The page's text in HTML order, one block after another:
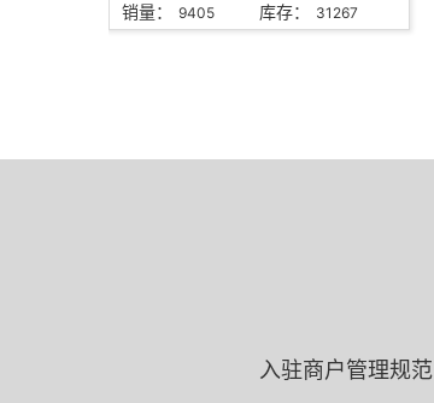
销量： 9405 库存： 31267
入驻商户管理规范